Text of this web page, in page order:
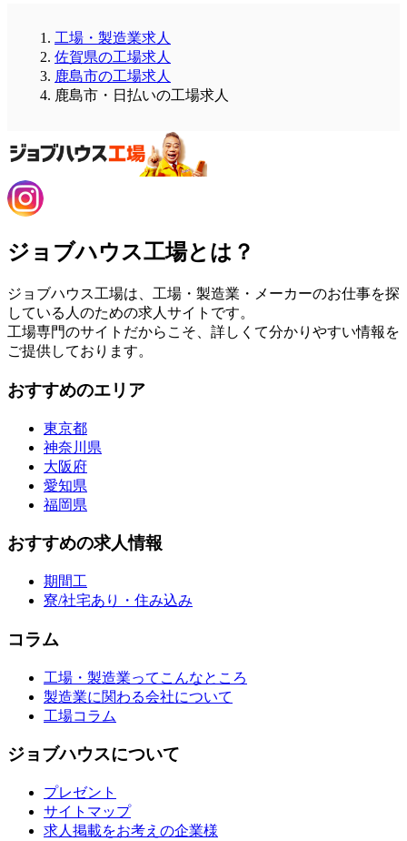
工場・製造業求人
佐賀県の工場求人
鹿島市の工場求人
鹿島市・日払いの工場求人
ジョブハウス工場とは？
ジョブハウス工場は、工場・製造業・メーカーのお仕事を探
している人のための求人サイトです。
工場専門のサイトだからこそ、詳しくて分かりやすい情報を
ご提供しております。
おすすめのエリア
東京都
神奈川県
大阪府
愛知県
福岡県
おすすめの求人情報
期間工
寮/社宅あり・住み込み
コラム
工場・製造業ってこんなところ
製造業に関わる会社について
工場コラム
ジョブハウスについて
プレゼント
サイトマップ
求人掲載をお考えの企業様